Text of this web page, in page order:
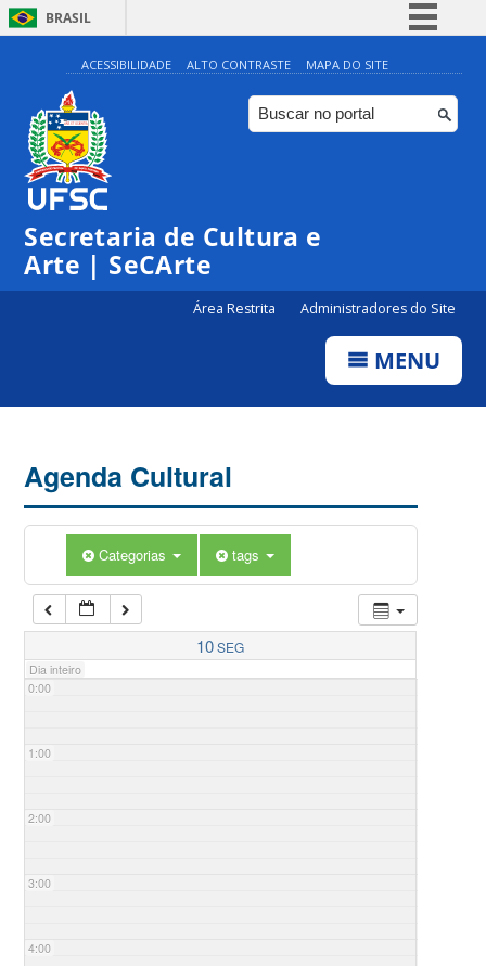
BRASIL
Simplifique!
Comunica BR
Participe
ACESSIBILIDADE ALTO CONTRASTE MAPA DO SITE
Secretaria de Cultura e
Arte | SeCArte
Área Restrita Administradores do Site
MENU
Agenda Cultural
Categorias tags
10SEG
Dia inteiro
0:00
1:00
2:00
3:00
4:00